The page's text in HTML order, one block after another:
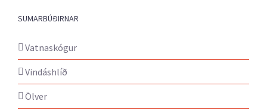
SUMARBÚÐIRNAR
Vatnaskógur
Vindáshlíð
Ölver